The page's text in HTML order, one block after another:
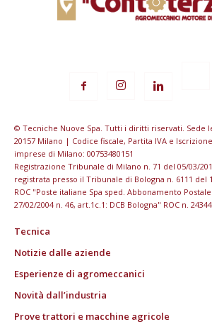
© Tecniche Nuove Spa. Tutti i diritti riservati. Sede
20157 Milano | Codice fiscale, Partita IVA e
imprese di Milano: 00753480151
Registrazione Tribunale di Milano n. 71 del 05/03/
registrata presso il Tribunale di Bologna n. 6111 del
ROC "Poste italiane Spa sped. Abbonamento Postale
27/02/2004 n. 46, art.1c.1: DCB Bologna" ROC n.
Tecnica
Notizie dalle aziende
Esperienze di agromeccanici
Novità dall’industria
Prove trattori e macchine agricole